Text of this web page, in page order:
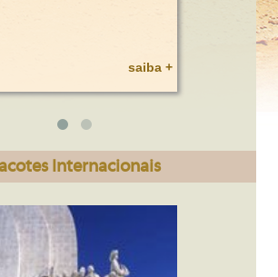
/ HOTEL ATLANTIS
saiba +
Internacionais